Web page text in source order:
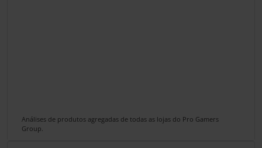
Análises de produtos agregadas de todas as lojas do Pro Gamers
Group.